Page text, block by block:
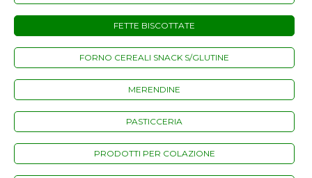
FETTE BISCOTTATE
FORNO CEREALI SNACK S/GLUTINE
MERENDINE
PASTICCERIA
PRODOTTI PER COLAZIONE